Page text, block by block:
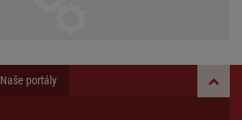
Naše portály